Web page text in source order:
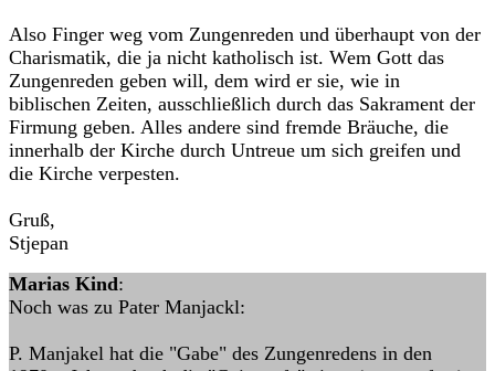
Also Finger weg vom Zungenreden und überhaupt von der
Charismatik, die ja nicht katholisch ist. Wem Gott das
Zungenreden geben will, dem wird er sie, wie in
biblischen Zeiten, ausschließlich durch das Sakrament der
Firmung geben. Alles andere sind fremde Bräuche, die
innerhalb der Kirche durch Untreue um sich greifen und
die Kirche verpesten.
Gruß,
Stjepan
Marias Kind:
Noch was zu Pater Manjackl:
P. Manjakel hat die "Gabe" des Zungenredens in den